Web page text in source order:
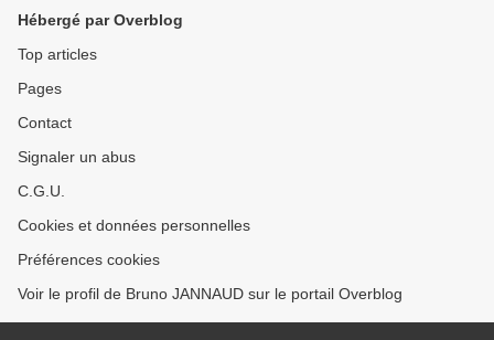
Hébergé par Overblog
Top articles
Pages
Contact
Signaler un abus
C.G.U.
Cookies et données personnelles
Préférences cookies
Voir le profil de Bruno JANNAUD sur le portail Overblog